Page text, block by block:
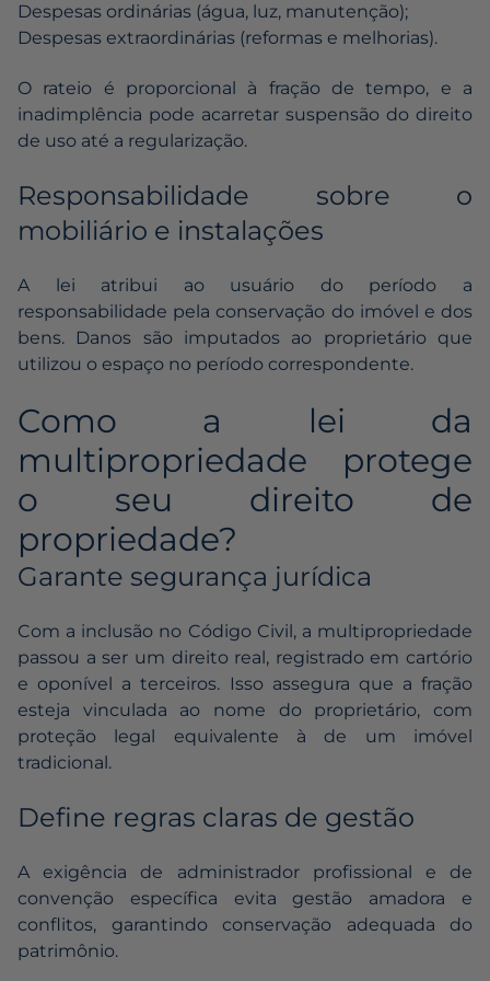
Despesas ordinárias (água, luz, manutenção);
Despesas extraordinárias (reformas e melhorias).
O rateio é proporcional à fração de tempo, e a
inadimplência pode acarretar suspensão do direito
de uso até a regularização.
Responsabilidade sobre o
mobiliário e instalações
A lei atribui ao usuário do período a
responsabilidade pela conservação do imóvel e dos
bens. Danos são imputados ao proprietário que
utilizou o espaço no período correspondente.
Como a lei da
multipropriedade protege
o seu direito de
propriedade?
Garante segurança jurídica
Com a inclusão no Código Civil, a multipropriedade
passou a ser um direito real, registrado em cartório
e oponível a terceiros. Isso assegura que a fração
esteja vinculada ao nome do proprietário, com
proteção legal equivalente à de um imóvel
tradicional.
Define regras claras de gestão
A exigência de administrador profissional e de
convenção específica evita gestão amadora e
conflitos, garantindo conservação adequada do
patrimônio.